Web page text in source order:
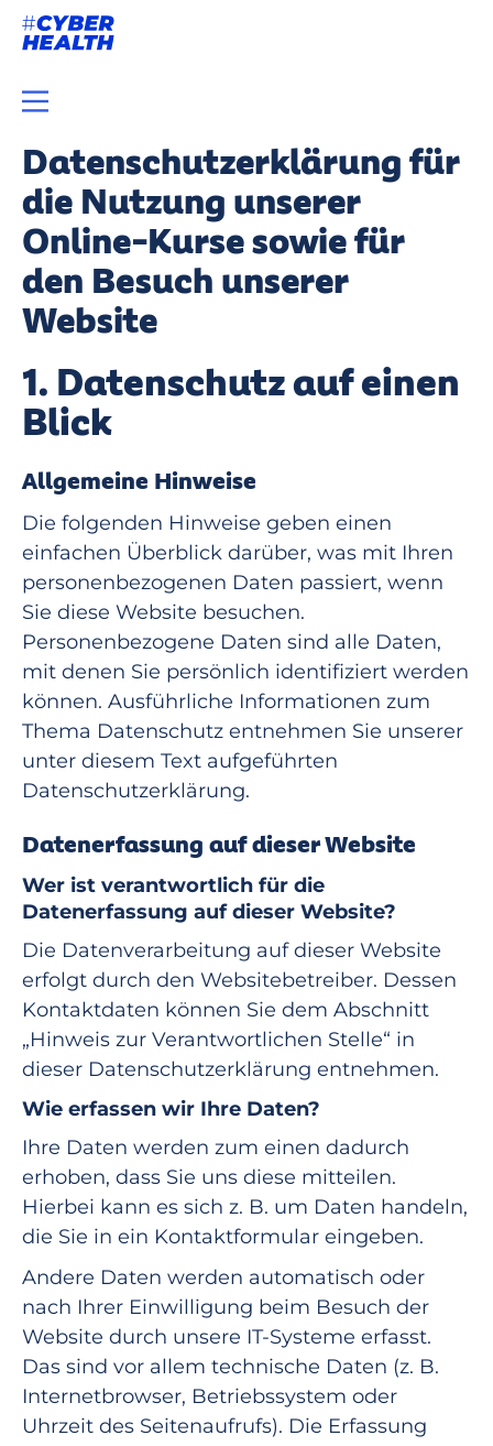
Datenschutzerklärung für
die Nutzung unserer
Online-Kurse sowie für
den Besuch unserer
Website
1. Datenschutz auf einen
Blick
Allgemeine Hinweise
Die folgenden Hinweise geben einen
einfachen Überblick darüber, was mit Ihren
personenbezogenen Daten passiert, wenn
Sie diese Website besuchen.
Personenbezogene Daten sind alle Daten,
mit denen Sie persönlich identifiziert werden
können. Ausführliche Informationen zum
Thema Datenschutz entnehmen Sie unserer
unter diesem Text aufgeführten
Datenschutzerklärung.
Datenerfassung auf dieser Website
Wer ist verantwortlich für die
Datenerfassung auf dieser Website?
Die Datenverarbeitung auf dieser Website
erfolgt durch den Websitebetreiber. Dessen
Kontaktdaten können Sie dem Abschnitt
„Hinweis zur Verantwortlichen Stelle“ in
dieser Datenschutzerklärung entnehmen.
Wie erfassen wir Ihre Daten?
Ihre Daten werden zum einen dadurch
erhoben, dass Sie uns diese mitteilen.
Hierbei kann es sich z. B. um Daten handeln,
die Sie in ein Kontaktformular eingeben.
Andere Daten werden automatisch oder
nach Ihrer Einwilligung beim Besuch der
Website durch unsere IT-Systeme erfasst.
Das sind vor allem technische Daten (z. B.
Internetbrowser, Betriebssystem oder
Uhrzeit des Seitenaufrufs). Die Erfassung